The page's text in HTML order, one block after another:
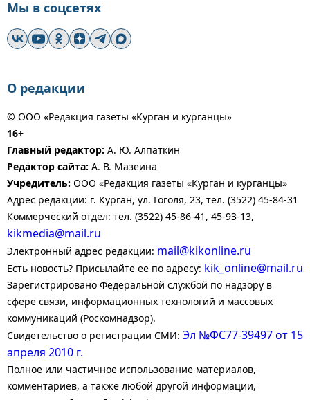
Мы в соцсетях
О редакции
© ООО «Редакция газеты «Курган и курганцы»
16+
Главный редактор: А. Ю. Алпаткин
Редактор сайта: А. В. Мазеина
Учредитель: ООО «Редакция газеты «Курган и курганцы»
Адрес редакции: г. Курган, ул. Гоголя, 23, тел. (3522) 45-84-31
Коммерческий отдел: тел. (3522) 45-86-41, 45-93-13,
kikmedia@mail.ru
Электронный адрес редакции: mail@kikonline.ru
Есть новость? Присылайте ее по адресу: kik_online@mail.ru
Зарегистрировано Федеральной службой по надзору в
сфере связи, информационных технологий и массовых
коммуникаций (Роскомнадзор).
Свидетельство о регистрации СМИ: Эл №ФС77-39497 от 15
апреля 2010 г.
Полное или частичное использование материалов,
комментариев, а также любой другой информации,